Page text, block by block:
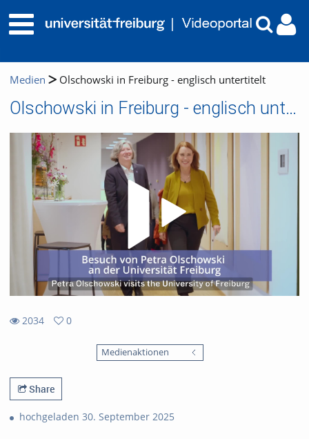
Medien Olschowski in Freiburg - englisch untertitelt
Olschowski in Freiburg - englisch untertitelt
2034
0
Medienaktionen
Share
hochgeladen 30. September 2025